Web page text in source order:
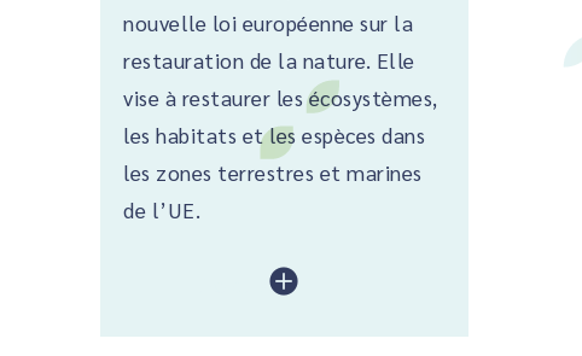
nouvelle loi européenne sur la
restauration de la nature. Elle
vise à restaurer les écosystèmes,
les habitats et les espèces dans
les zones terrestres et marines
de l’UE.